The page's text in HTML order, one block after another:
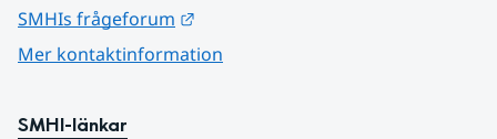
SMHIs frågeforum
Mer kontaktinformation
SMHI-länkar